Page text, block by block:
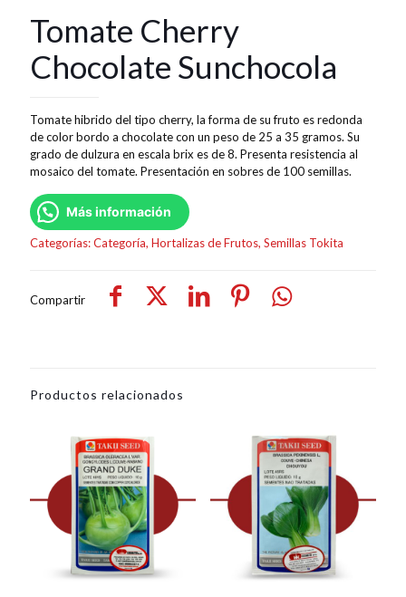
Tomate Cherry
Chocolate Sunchocola
Tomate hibrido del tipo cherry, la forma de su fruto es redonda
de color bordo a chocolate con un peso de 25 a 35 gramos. Su
grado de dulzura en escala brix es de 8. Presenta resistencia al
mosaico del tomate. Presentación en sobres de 100 semillas.
Más información
Categorías:Categoría, Hortalizas de Frutos, Semillas Tokita
Compartir
Productos relacionados